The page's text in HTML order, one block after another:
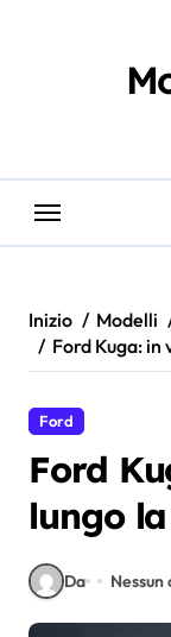
Inizio Modelli
Ford Kuga: in
Ford
Ford
lungo
Da